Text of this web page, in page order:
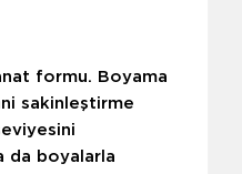
formu. Boyama
sakinleştirme
da boyalarla